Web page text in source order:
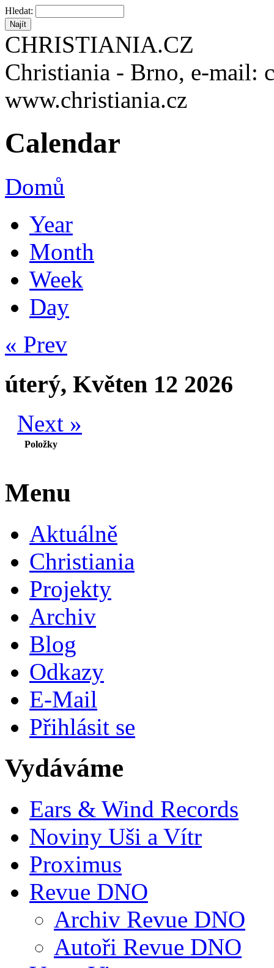
Hledat:
CHRISTIANIA.CZ
Christiania - Brno, e-mail:
www.christiania.cz
Calendar
Domů
Year
Month
Week
Day
« Prev
úterý, Květen 12 2026
Next »
Položky
Menu
Aktuálně
Christiania
Projekty
Archiv
Blog
Odkazy
E-Mail
Přihlásit se
Vydáváme
Ears & Wind Records
Noviny Uši a Vítr
Proximus
Revue DNO
Archiv Revue DNO
Autoři Revue DNO